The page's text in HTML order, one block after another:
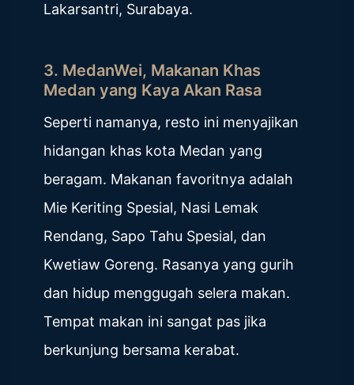
Lakarsantri, Surabaya.
3. MedanWei, Makanan Khas
Medan yang Kaya Akan Rasa
Seperti namanya, resto ini menyajikan
hidangan khas kota Medan yang
beragam. Makanan favoritnya adalah
Mie Keriting Spesial, Nasi Lemak
Rendang, Sapo Tahu Spesial, dan
Kwetiaw Goreng. Rasanya yang gurih
dan hidup menggugah selera makan.
Tempat makan ini sangat pas jika
berkunjung bersama kerabat.